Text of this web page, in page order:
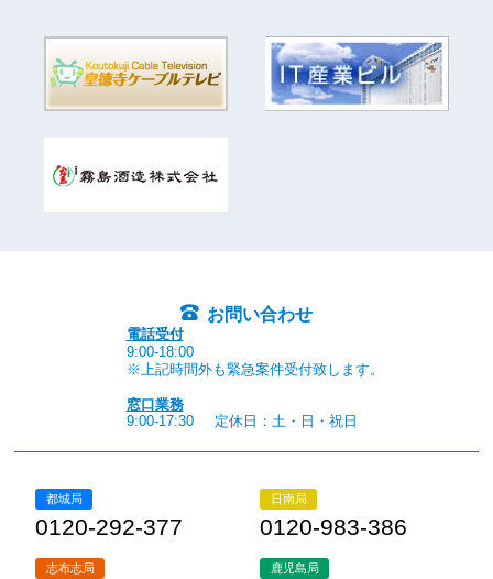
お問い合わせ
電話受付
9:00-18:00
※上記時間外も緊急案件受付致します。
窓口業務
9:00-17:30
定休日：土・日・祝日
都城局
0120-292-377
日南局
0120-983-386
志布志局 鹿児島局